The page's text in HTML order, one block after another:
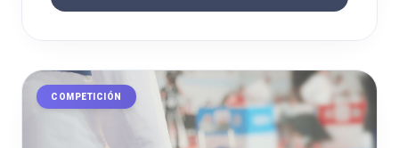
COMPETICIÓN